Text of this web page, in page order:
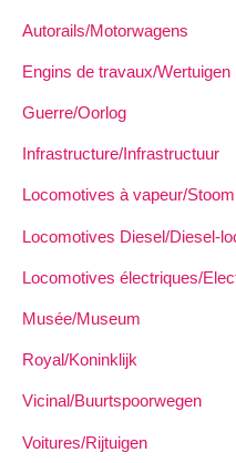
Autorails/Motorwagens
Engins de travaux/Wertuigen
Guerre/Oorlog
Infrastructure/Infrastructuur
Locomotives à vapeur/
Locomotives Diesel/Diesel-
Locomotives électriques/
Musée/Museum
Royal/Koninklijk
Vicinal/Buurtspoorwegen
Voitures/Rijtuigen